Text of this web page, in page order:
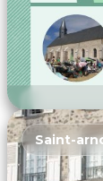
Saint-